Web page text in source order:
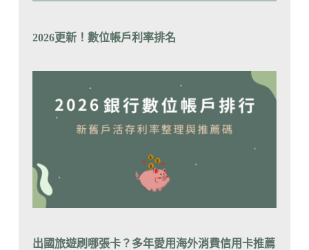
2026更新！數位帳戶利率排名
出國旅遊刷哪張卡？ 多年愛用海外消費信用卡推薦